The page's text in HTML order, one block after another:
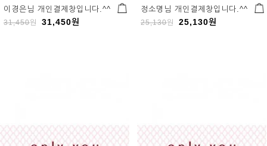
이경은님 개인결제창입니다.^^
31,450원 31,450원
정소명님 개인결제창입니다.^^
25,130원 25,130원